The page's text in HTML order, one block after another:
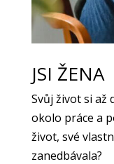
JSI ŽENA
Svůj život si až
okolo práce a
život, své
zanedbávala?